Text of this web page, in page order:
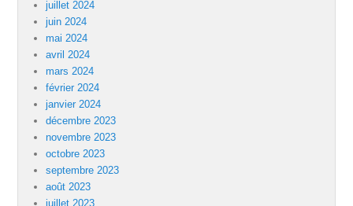
juillet 2024
juin 2024
mai 2024
avril 2024
mars 2024
février 2024
janvier 2024
décembre 2023
novembre 2023
octobre 2023
septembre 2023
août 2023
juillet 2023